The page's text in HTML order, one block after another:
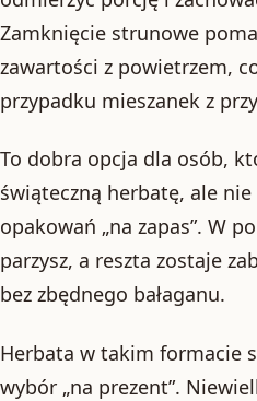
Zamknięcie strunowe
zawartości z powietrzem,
przypadku mieszanek z
To dobra opcja dla osób,
świąteczną herbatę, ale
opakowań „na zapas”. W
parzysz, a reszta zostaje
bez zbędnego bałaganu.
Herbata w takim formacie
wybór „na prezent”.